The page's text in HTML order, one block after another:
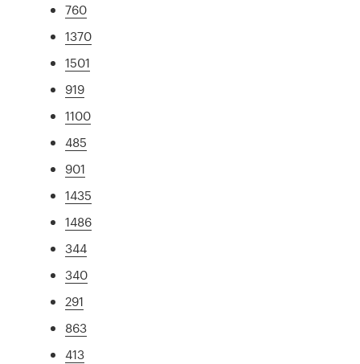
760
1370
1501
919
1100
485
901
1435
1486
344
340
291
863
413